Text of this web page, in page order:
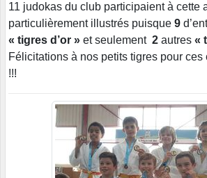
11 judokas du club participaient à cette
particulièrement illustrés puisque 9
« tigres d’or » et seulement 2 autres «
Félicitations à nos petits tigres pour
!!!